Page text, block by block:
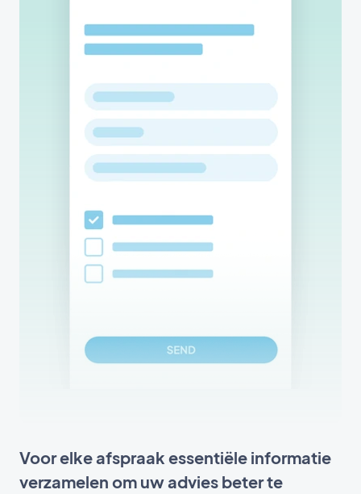
Voor elke afspraak essentiële informatie
verzamelen om uw advies beter te